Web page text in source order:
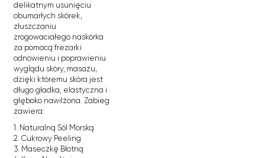
delikatnym usunięciu
obumarłych skórek,
złuszczaniu
zrogowaciałego naskórka
za pomocą frezarki
odnowieniu i poprawieniu
wyglądu skóry, masażu,
dzięki któremu skóra jest
długo gładka, elastyczna i
głęboko nawilżona. Zabieg
zawiera:
1. Naturalną Sól Morską
2. Cukrowy Peeling
3. Maseczkę Błotną